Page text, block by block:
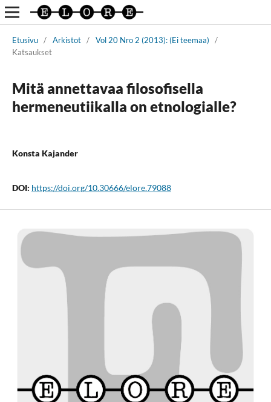
Etusivu / Arkistot / Vol 20 Nro 2 (2013): (Ei teemaa)
/
Katsaukset
Mitä annettavaa filosofisella
hermeneutiikalla on etnologialle?
Konsta Kajander
DOI: https://doi.org/10.30666/elore.79088